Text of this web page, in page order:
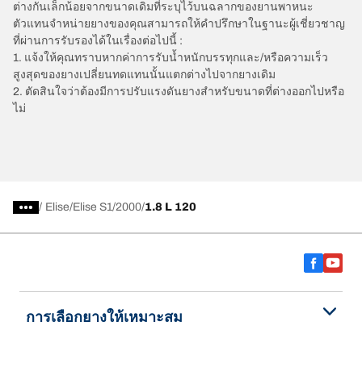
ต่างกันเล็กน้อยจากขนาดเดิมที่ระบุไว้บนฉลากของยานพาหนะ
ตัวแทนจำหน่ายยางของคุณสามารถให้คำปรึกษาในฐานะผู้เชี่ยวชาญ
ที่ผ่านการรับรองได้ในเรื่องต่อไปนี้ :
1. แจ้งให้คุณทราบหากค่าการรับน้ำหนักบรรทุกและ/หรือความเร็ว
สูงสุดของยางเปลี่ยนทดแทนนั้นแตกต่างไปจากยางเดิม
2. ตัดสินใจว่าต้องมีการปรับแรงดันยางสำหรับขนาดที่ต่างออกไปหรือ
ไม่
/ Elise Elise S1 2000 1.8 L 120
การเลือกยางให้เหมาะสม